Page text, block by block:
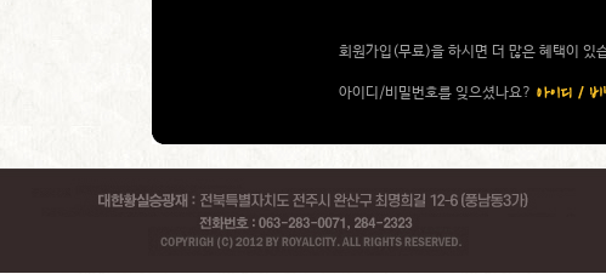
회원가입(무료)을 하시면 더 많은 혜택이 있
아이디/비밀번호를 잊으셨나요?